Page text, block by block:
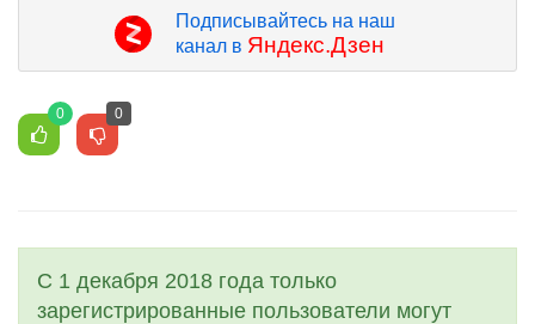
Подписывайтесь на наш
канал в Яндекс.Дзен
0 0
С 1 декабря 2018 года только
зарегистрированные пользователи могут